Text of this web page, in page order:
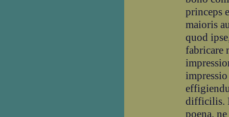
princeps
maioris
quod
fabricare
difficilis.
poena,